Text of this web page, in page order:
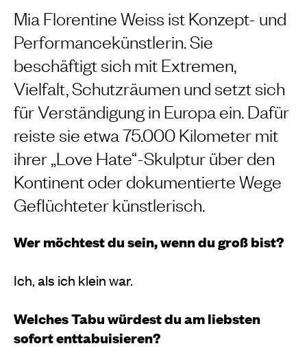
Mia Florentine Weiss ist Konzept- und
Performancekünstlerin. Sie
beschäftigt sich mit Extremen,
Vielfalt, Schutzräumen und setzt sich
für Verständigung in Europa ein. Dafür
reiste sie etwa 75.000 Kilometer mit
ihrer „Love Hate“-Skulptur über den
Kontinent oder dokumentierte Wege
Geflüchteter künstlerisch.
Wer möchtest du sein, wenn du groß bist?
Ich, als ich klein war.
Welches Tabu würdest du am liebsten
sofort enttabuisieren?